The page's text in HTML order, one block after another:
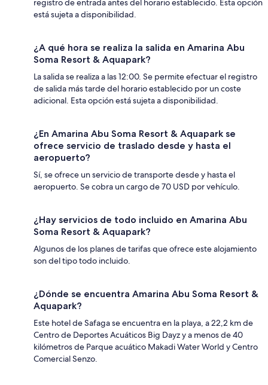
registro de entrada antes del horario establecido. Esta opción
está sujeta a disponibilidad.
¿A qué hora se realiza la salida en Amarina Abu
Soma Resort & Aquapark?
La salida se realiza a las 12:00. Se permite efectuar el registro
de salida más tarde del horario establecido por un coste
adicional. Esta opción está sujeta a disponibilidad.
¿En Amarina Abu Soma Resort & Aquapark se
ofrece servicio de traslado desde y hasta el
aeropuerto?
Sí, se ofrece un servicio de transporte desde y hasta el
aeropuerto. Se cobra un cargo de 70 USD por vehículo.
¿Hay servicios de todo incluido en Amarina Abu
Soma Resort & Aquapark?
Algunos de los planes de tarifas que ofrece este alojamiento
son del tipo todo incluido.
¿Dónde se encuentra Amarina Abu Soma Resort &
Aquapark?
Este hotel de Safaga se encuentra en la playa, a 22,2 km de
Centro de Deportes Acuáticos Big Dayz y a menos de 40
kilómetros de Parque acuático Makadi Water World y Centro
Comercial Senzo.